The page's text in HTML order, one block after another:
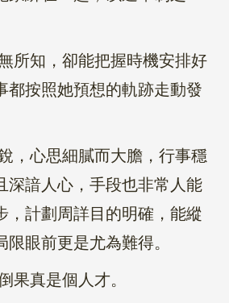
知，卻能把握時機安排好
都按照她預想的軌跡走動發
心思細膩而大膽，行事穩
深諳人心，手段也非常人能
，計劃周詳目的明確，能縱
眼前更是尤為難得。
真是個人才。